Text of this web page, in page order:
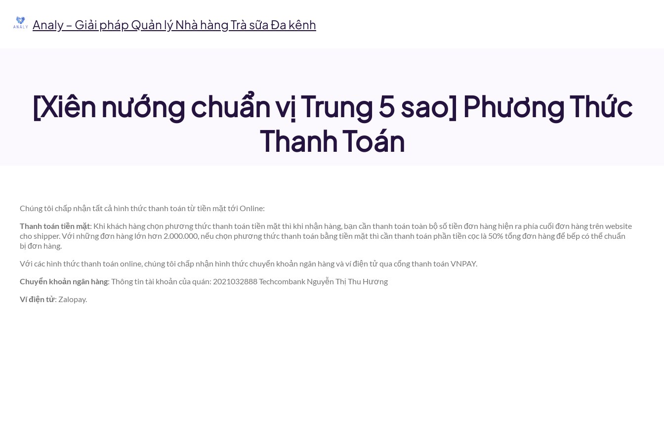
phần
Analy – Giải pháp Quản lý Nhà hàng Trà sữa Đa kênh
[Xiên nướng chuẩn vị Trung 5 sao] Phương Thức
Thanh Toán
Chúng tôi chấp nhận tất cả hình thức thanh toán từ tiền mặt tới Online:
Thanh toán tiền mặt: Khi khách hàng chọn phương thức thanh toán tiền mặt thì khi nhận hàng, bạn cần thanh toán toàn bộ số tiền đơn hàng hiện ra phía cuối đơn hàng trên website
cho shipper. Với những đơn hàng lớn hơn 2.000.000, nếu chọn phương thức thanh toán bằng tiền mặt thì cần thanh toán phần tiền cọc là 50% tổng đơn hàng để bếp có thể chuẩn
bị đơn hàng.
Với các hình thức thanh toán online, chúng tôi chấp nhận hình thức chuyển khoản ngân hàng và ví điện tử qua cổng thanh toán VNPAY.
Chuyển khoản ngân hàng: Thông tin tài khoản của quán: 2021032888 Techcombank Nguyễn Thị Thu Hương
Ví điện tử: Zalopay.